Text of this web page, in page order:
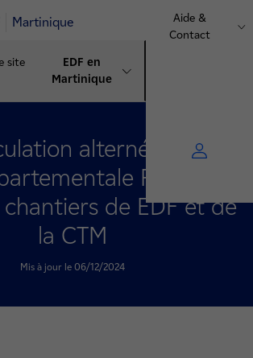
Martinique
site
EDF en
Martinique
Aide &
Contact
alternée sur la
RD7 pour
de EDF et de
la CTM
Mis à jour le 06/12/2024